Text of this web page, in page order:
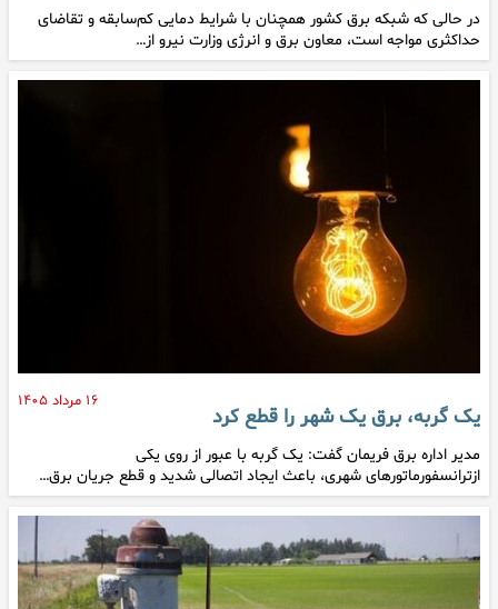
در حالی که شبکه برق کشور همچنان با شرایط دمایی کم‌سابقه و تقاضای
حداکثری مواجه است، معاون برق و انرژی وزارت نیرو از…
۱۶ مرداد ۱۴۰۵
یک گربه، برق یک شهر را قطع کرد
مدیر اداره برق فریمان گفت: یک گربه با عبور از روی یکی
ازترانسفورماتور‌های شهری، باعث ایجاد اتصالی شدید و قطع جریان برق…